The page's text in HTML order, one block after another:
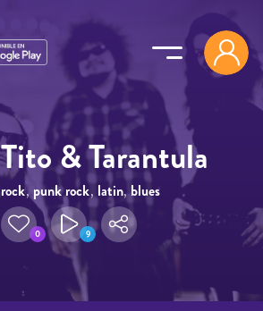
Tito & Tarantula
rock, punk rock, latin, blues
0 9